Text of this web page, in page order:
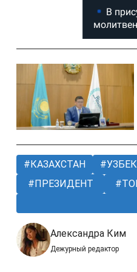
КАЗАХСТАН
ПРЕЗИДЕНТ
Александра Ким
Дежурный редактор